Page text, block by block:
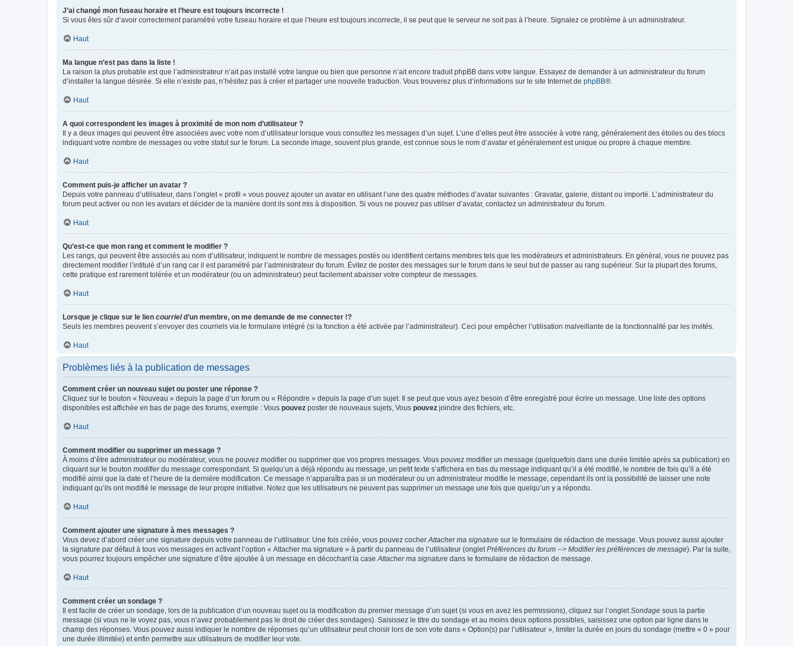
J’ai changé mon fuseau horaire et l’heure est toujours incorrecte !
Si vous êtes sûr d’avoir correctement paramétré votre fuseau horaire et que l’heure est toujours incorrecte, il se peut que le serveur ne soit pas à l’heure. Signalez ce problème à un administrateur.
Haut
Ma langue n’est pas dans la liste !
La raison la plus probable est que l’administrateur n’ait pas installé votre langue ou bien que personne n’ait encore traduit phpBB dans votre langue. Essayez de demander à un administrateur du forum
d’installer la langue désirée. Si elle n’existe pas, n’hésitez pas à créer et partager une nouvelle traduction. Vous trouverez plus d’informations sur le site Internet de phpBB®.
Haut
A quoi correspondent les images à proximité de mon nom d’utilisateur ?
Il y a deux images qui peuvent être associées avec votre nom d’utilisateur lorsque vous consultez les messages d’un sujet. L’une d’elles peut être associée à votre rang, généralement des étoiles ou des blocs
indiquant votre nombre de messages ou votre statut sur le forum. La seconde image, souvent plus grande, est connue sous le nom d’avatar et généralement est unique ou propre à chaque membre.
Haut
Comment puis-je afficher un avatar ?
Depuis votre panneau d’utilisateur, dans l’onglet « profil » vous pouvez ajouter un avatar en utilisant l’une des quatre méthodes d’avatar suivantes : Gravatar, galerie, distant ou importé. L’administrateur du
forum peut activer ou non les avatars et décider de la manière dont ils sont mis à disposition. Si vous ne pouvez pas utiliser d’avatar, contactez un administrateur du forum.
Haut
Qu’est-ce que mon rang et comment le modifier ?
Les rangs, qui peuvent être associés au nom d’utilisateur, indiquent le nombre de messages postés ou identifient certains membres tels que les modérateurs et administrateurs. En général, vous ne pouvez pas
directement modifier l’intitulé d’un rang car il est paramétré par l’administrateur du forum. Évitez de poster des messages sur le forum dans le seul but de passer au rang supérieur. Sur la plupart des forums,
cette pratique est rarement tolérée et un modérateur (ou un administrateur) peut facilement abaisser votre compteur de messages.
Haut
Lorsque je clique sur le lien courrield’un membre, on me demande de me connecter !?
Seuls les membres peuvent s’envoyer des courriels via le formulaire intégré (si la fonction a été activée par l’administrateur). Ceci pour empêcher l’utilisation malveillante de la fonctionnalité par les invités.
Haut
Problèmes liés à la publication de messages
Comment créer un nouveau sujet ou poster une réponse ?
Cliquez sur le bouton « Nouveau » depuis la page d’un forum ou « Répondre » depuis la page d’un sujet. Il se peut que vous ayez besoin d’être enregistré pour écrire un message. Une liste des options
disponibles est affichée en bas de page des forums, exemple : Vous pouvez poster de nouveaux sujets, Vous pouvez joindre des fichiers, etc.
Haut
Comment modifier ou supprimer un message ?
À moins d’être administrateur ou modérateur, vous ne pouvez modifier ou supprimer que vos propres messages. Vous pouvez modifier un message (quelquefois dans une durée limitée après sa publication) en
cliquant sur le bouton modifierdu message correspondant. Si quelqu’un a déjà répondu au message, un petit texte s’affichera en bas du message indiquant qu’il a été modifié, le nombre de fois qu’il a été
modifié ainsi que la date et l’heure de la dernière modification. Ce message n’apparaîtra pas si un modérateur ou un administrateur modifie le message, cependant ils ont la possibilité de laisser une note
indiquant qu’ils ont modifié le message de leur propre initiative. Notez que les utilisateurs ne peuvent pas supprimer un message une fois que quelqu’un y a répondu.
Haut
Comment ajouter une signature à mes messages ?
Vous devez d’abord créer une signature depuis votre panneau de l’utilisateur. Une fois créée, vous pouvez cocher Attacher ma signature sur le formulaire de rédaction de message. Vous pouvez aussi ajouter
la signature par défaut à tous vos messages en activant l’option « Attacher ma signature » à partir du panneau de l’utilisateur (onglet Préférences du forum --> Modifier les préférences de message). Par la suite,
vous pourrez toujours empêcher une signature d’être ajoutée à un message en décochant la case Attacher ma signature dans le formulaire de rédaction de message.
Haut
Comment créer un sondage ?
Il est facile de créer un sondage, lors de la publication d’un nouveau sujet ou la modification du premier message d’un sujet (si vous en avez les permissions), cliquez sur l’onglet Sondage sous la partie
message (si vous ne le voyez pas, vous n’avez probablement pas le droit de créer des sondages). Saisissez le titre du sondage et au moins deux options possibles, saisissez une option par ligne dans le
champ des réponses. Vous pouvez aussi indiquer le nombre de réponses qu’un utilisateur peut choisir lors de son vote dans « Option(s) par l’utilisateur », limiter la durée en jours du sondage (mettre « 0 » pour
une durée illimitée) et enfin permettre aux utilisateurs de modifier leur vote.